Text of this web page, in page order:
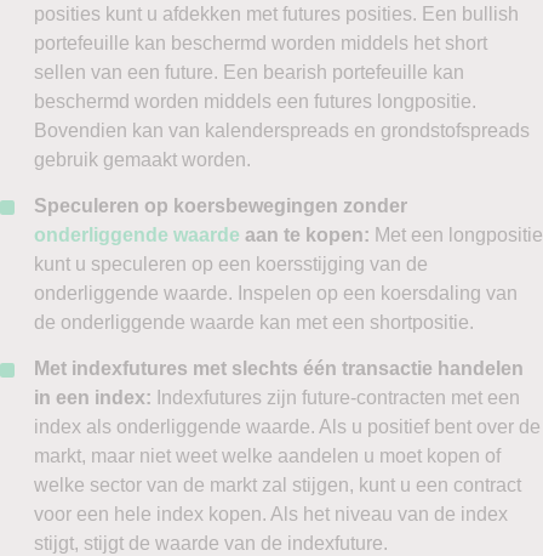
posities kunt u afdekken met futures posities. Een bullish
portefeuille kan beschermd worden middels het short
sellen van een future. Een bearish portefeuille kan
beschermd worden middels een futures longpositie.
Bovendien kan van kalenderspreads en grondstofspreads
gebruik gemaakt worden.
Speculeren op koersbewegingen zonder
onderliggende waarde aan te kopen: Met een longpositie
kunt u speculeren op een koersstijging van de
onderliggende waarde. Inspelen op een koersdaling van
de onderliggende waarde kan met een shortpositie.
Met indexfutures met slechts één transactie handelen
in een index: Indexfutures zijn future-contracten met een
index als onderliggende waarde. Als u positief bent over de
markt, maar niet weet welke aandelen u moet kopen of
welke sector van de markt zal stijgen, kunt u een contract
voor een hele index kopen. Als het niveau van de index
stijgt, stijgt de waarde van de indexfuture.